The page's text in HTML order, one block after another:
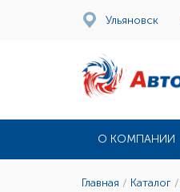
Ульяновск
О КОМПАНИИ
Главная / Каталог /